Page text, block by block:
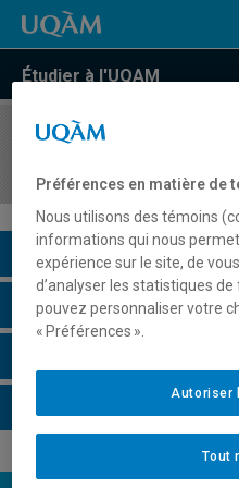
Étudier à l'UQAM
COURS//
Description du cours
Horaire - Été 2026
Préférences en matière de
Nous utilisons des témoins
informations qui nous
expérience sur le site, de
d’analyser les statistiques
pouvez personnaliser votre
« Préférences ».
Tout
Autoriser